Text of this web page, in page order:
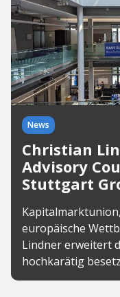
News
Christian
Advisory
Stuttgart
europäische
Lindner erweitert
hochkarätig